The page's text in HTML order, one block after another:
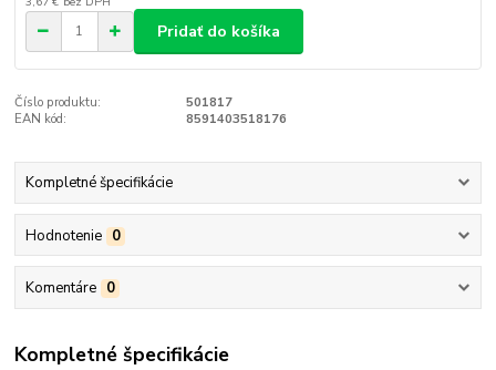
Pridať do košíka
Číslo produktu:
501817
EAN kód:
8591403518176
Kompletné špecifikácie
Hodnotenie 0
Komentáre 0
Kompletné špecifikácie